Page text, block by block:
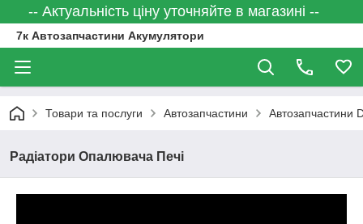
-- Актуальність ціну уточняйте в магазині --
7к Автозапчастини Акумулятори
Товари та послуги Автозапчастини Автозапчастини
Радіатори Опалювача Печі